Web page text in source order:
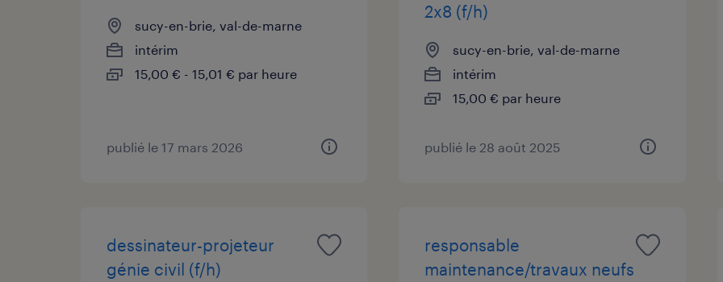
sucy-en-brie, val-de-marne
intérim
15,00 € - 15,01 € par heure
publié le 17 mars 2026
2x8 (f/h)
sucy-en-brie, val-de-marne
intérim
15,00 € par heure
publié le 28 août 2025
dessinateur-projeteur
génie civil (f/h)
responsable
maintenance/travaux neufs